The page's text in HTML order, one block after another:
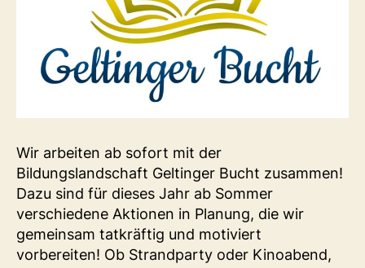
Wir arbeiten ab sofort mit der
Bildungslandschaft Geltinger Bucht zusammen!
Dazu sind für dieses Jahr ab Sommer
verschiedene Aktionen in Planung, die wir
gemeinsam tatkräftig und motiviert
vorbereiten! Ob Strandparty oder Kinoabend,